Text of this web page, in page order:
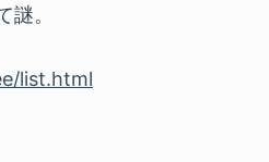
。
list.html